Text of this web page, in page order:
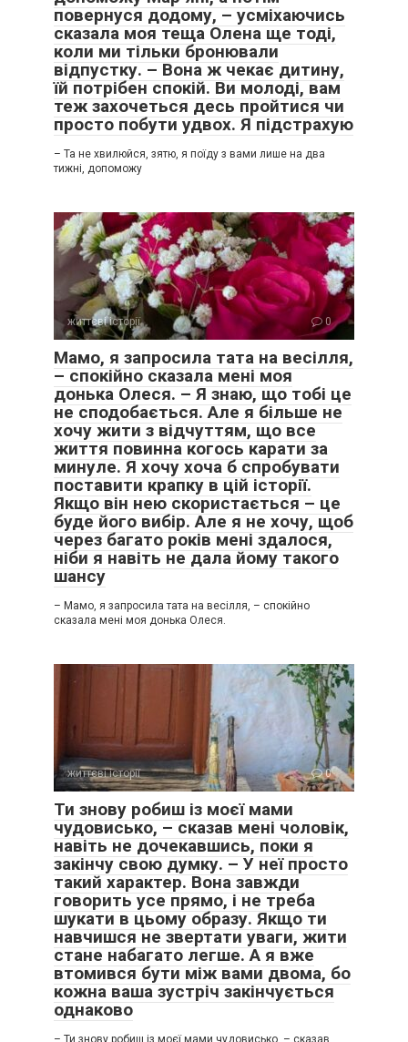
повернуся додому, – усміхаючись
сказала моя теща Олена ще тоді,
коли ми тільки бронювали
відпустку. – Вона ж чекає дитину,
їй потрібен спокій. Ви молоді, вам
теж захочеться десь пройтися чи
просто побути удвох. Я підстрахую
– Та не хвилюйся, зятю, я поїду з вами лише на два
тижні, допоможу
життєві історії 0
Мамо, я запросила тата на весілля,
– спокійно сказала мені моя
донька Олеся. – Я знаю, що тобі це
не сподобається. Але я більше не
хочу жити з відчуттям, що все
життя повинна когось карати за
минуле. Я хочу хоча б спробувати
поставити крапку в цій історії.
Якщо він нею скористається – це
буде його вибір. Але я не хочу, щоб
через багато років мені здалося,
ніби я навіть не дала йому такого
шансу
– Мамо, я запросила тата на весілля, – спокійно
сказала мені моя донька Олеся.
життєві історії 0
Ти знову робиш із моєї мами
чудовисько, – сказав мені чоловік,
навіть не дочекавшись, поки я
закінчу свою думку. – У неї просто
такий характер. Вона завжди
говорить усе прямо, і не треба
шукати в цьому образу. Якщо ти
навчишся не звертати уваги, жити
стане набагато легше. А я вже
втомився бути між вами двома, бо
кожна ваша зустріч закінчується
однаково
– Ти знову робиш із моєї мами чудовисько, – сказав